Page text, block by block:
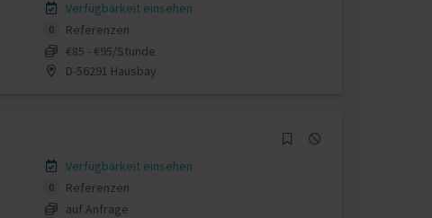
Verfügbarkeit einsehen
0
Referenzen
€85 - €95/Stunde
D-56291 Hausbay
Verfügbarkeit einsehen
0
Referenzen
auf Anfrage